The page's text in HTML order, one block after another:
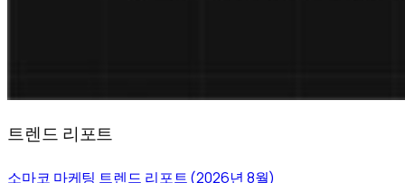
트렌드 리포트
소마코 마케팅 트렌드 리포트 (2026년 8월)